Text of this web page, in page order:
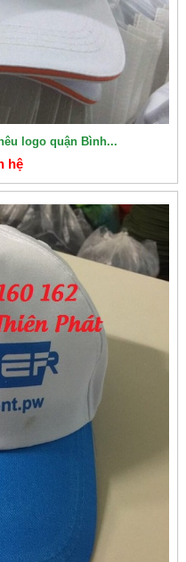
logo quận Bình...
hệ